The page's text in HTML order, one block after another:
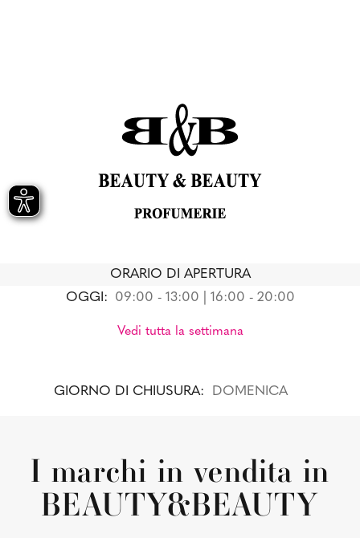
ORARIO DI APERTURA
OGGI:
09:00 - 13:00 | 16:00 - 20:00
Vedi tutta la settimana
GIORNO DI CHIUSURA: DOMENICA
I marchi in vendita in
BEAUTY&BEAUTY